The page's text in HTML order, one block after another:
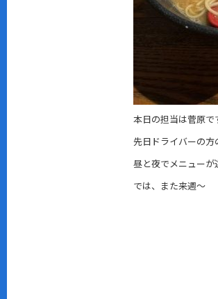
本日の担当は菅原で
先日ドライバーの方
昼と夜でメニューが
では、また来週～